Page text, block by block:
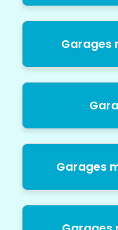
Garages
Garages